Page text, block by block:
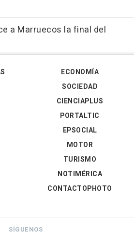
a Marruecos la final del
ECONOMÍA
SOCIEDAD
CIENCIAPLUS
PORTALTIC
EPSOCIAL
MOTOR
TURISMO
NOTIMÉRICA
CONTACTOPHOTO
SÍGUENOS